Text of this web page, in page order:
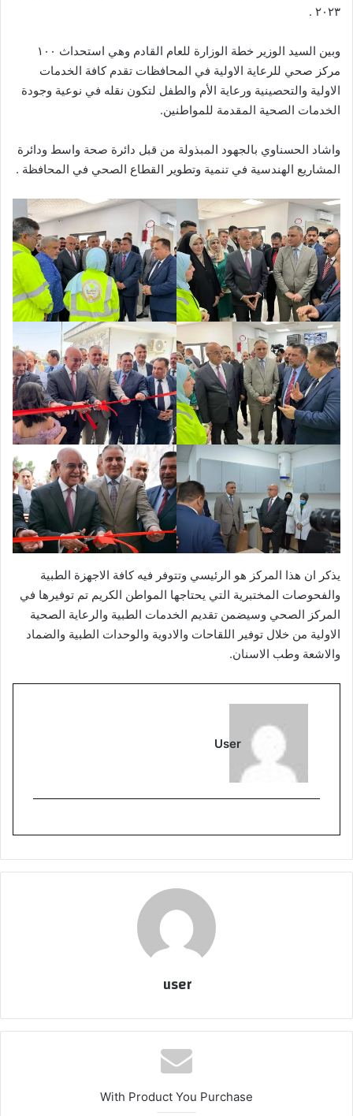
٢٠٢٣ .
وبين السيد الوزير خطة الوزارة للعام القادم وهي استحداث ١٠٠
مركز صحي للرعاية الاولية في المحافظات تقدم كافة الخدمات
الاولية والتحصينية ورعاية الأم والطفل لتكون نقله في نوعية وجودة
الخدمات الصحية المقدمة للمواطنين.
واشاد الحسناوي بالجهود المبذولة من قبل دائرة صحة واسط ودائرة
المشاريع الهندسية في تنمية وتطوير القطاع الصحي في المحافظة .
يذكر ان هذا المركز هو الرئيسي وتتوفر فيه كافة الاجهزة الطبية
والفحوصات المختبرية التي يحتاجها المواطن الكريم تم توفيرها في
المركز الصحي وسيضمن تقديم الخدمات الطبية والرعاية الصحية
الاولية من خلال توفير اللقاحات والادوية والوحدات الطبية والضماد
والاشعة وطب الاسنان.
User
user
With Product You Purchase